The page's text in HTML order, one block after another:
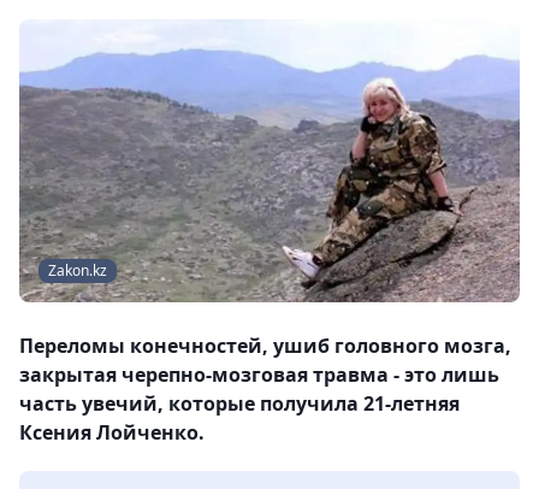
Zakon.kz
Переломы конечностей, ушиб головного мозга,
закрытая черепно-мозговая травма - это лишь
часть увечий, которые получила 21-летняя
Ксения Лойченко.